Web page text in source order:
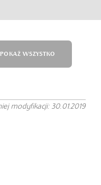
POKAŻ WSZYSTKO
modyfikacji: 30.01.2019